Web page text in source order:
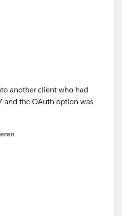
another client who had
and the OAuth option was